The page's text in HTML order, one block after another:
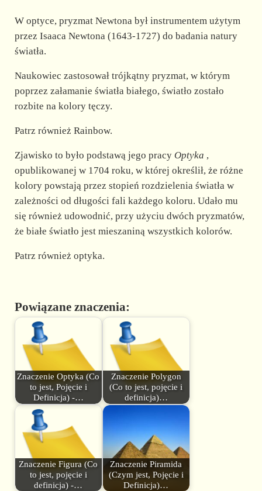
W optyce, pryzmat Newtona był instrumentem użytym
przez Isaaca Newtona (1643-1727) do badania natury
światła.
Naukowiec zastosował trójkątny pryzmat, w którym
poprzez załamanie światła białego, światło zostało
rozbite na kolory tęczy.
Patrz również Rainbow.
Zjawisko to było podstawą jego pracy Optyka ,
opublikowanej w 1704 roku, w której określił, że różne
kolory powstają przez stopień rozdzielenia światła w
zależności od długości fali każdego koloru. Udało mu
się również udowodnić, przy użyciu dwóch pryzmatów,
że białe światło jest mieszaniną wszystkich kolorów.
Patrz również optyka.
Powiązane znaczenia:
Znaczenie Optyka (Co
to jest, Pojęcie i
Definicja) -…
Znaczenie Polygon
(Co to jest, pojęcie i
definicja)…
Znaczenie Figura (Co
to jest, pojęcie i
definicja) -…
Znaczenie Piramida
(Czym jest, Pojęcie i
Definicja)…